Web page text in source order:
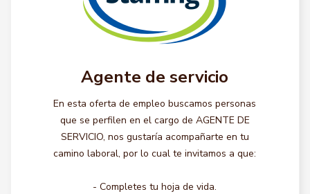
Agente de servicio
En esta oferta de empleo buscamos personas
que se perfilen en el cargo de AGENTE DE
SERVICIO, nos gustaría acompañarte en tu
camino laboral, por lo cual te invitamos a que:
- Completes tu hoja de vida.